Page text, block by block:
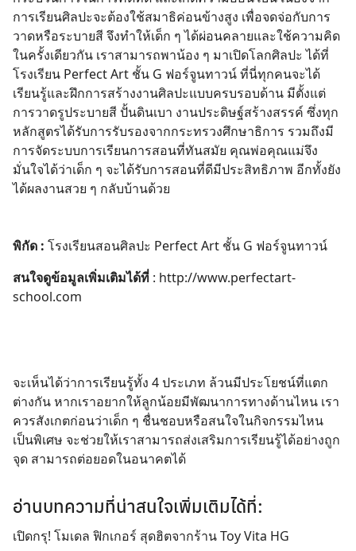
การเรียนศิลปะจะต้องใช้สมาธิค่อนข้างสูง เพื่อจดจ่อกับการ
วาดหรือระบายสี จึงทำให้เด็ก ๆ ได้ผ่อนคลายและใช้ความคิด
ในครั้งเดียวกัน เราสามารถพาน้อง ๆ มาเปิดโลกศิลปะ ได้ที่
โรงเรียน Perfect Art ชั้น G ฟอร์จูนทาวน์ ที่นี่ทุกคนจะได้
เรียนรู้และฝึกการสร้างงานศิลปะแบบครบรอบด้าน มีตั้งแต่
การวาดรูประบายสี ปั้นดินเบา งานประดิษฐ์สร้างสรรค์ ซึ่งทุก
หลักสูตรได้รับการรับรองจากกระทรวงศึกษาธิการ รวมถึงมี
การจัดระบบการเรียนการสอนที่ทันสมัย คุณพ่อคุณแม่จึง
มั่นใจได้ว่าเด็ก ๆ จะได้รับการสอนที่ดีมีประสิทธิภาพ อีกทั้งยัง
ได้ผลงานสวย ๆ กลับบ้านด้วย
พิกัด : โรงเรียนสอนศิลปะ Perfect Art ชั้น G ฟอร์จูนทาวน์
สนใจดูข้อมูลเพิ่มเติมได้ที่ : http://www.perfectart-
school.com
จะเห็นได้ว่าการเรียนรู้ทั้ง 4 ประเภท ล้วนมีประโยชน์ที่แตก
ต่างกัน หากเราอยากให้ลูกน้อยมีพัฒนาการทางด้านไหน เรา
ควรสังเกตก่อนว่าเด็ก ๆ ชื่นชอบหรือสนใจในกิจกรรมไหน
เป็นพิเศษ จะช่วยให้เราสามารถส่งเสริมการเรียนรู้ได้อย่างถูก
จุด สามารถต่อยอดในอนาคตได้
อ่านบทความที่น่าสนใจเพิ่มเติมได้ที่:
เปิดกรุ! โมเดล ฟิกเกอร์ สุดฮิตจากร้าน Toy Vita HG